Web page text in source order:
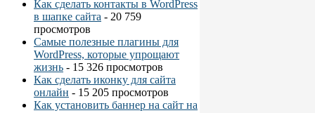
Как сделать контакты в WordPress
в шапке сайта - 20 759
просмотров
Самые полезные плагины для
WordPress, которые упрощают
жизнь - 15 326 просмотров
Как сделать иконку для сайта
онлайн - 15 205 просмотров
Как установить баннер на сайт на